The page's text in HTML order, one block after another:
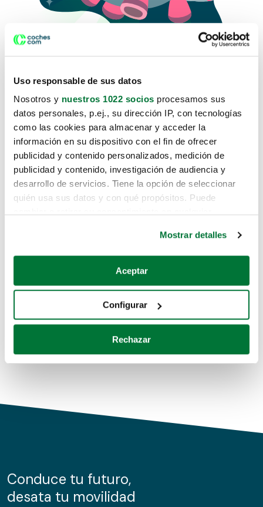
Uso responsable de sus datos
Nosotros y nuestros 1022 socios procesamos sus
datos personales, p.ej., su dirección IP, con tecnologías
como las cookies para almacenar y acceder la
información en su dispositivo con el fin de ofrecer
publicidad y contenido personalizados, medición de
publicidad y contenido, investigación de audiencia y
desarrollo de servicios. Tiene la opción de seleccionar
quién usa sus datos y con qué propósitos. Puede
Si lo permite, también quisiéramos:
Recopilar información sobre su ubicación geográfica
Identificar su dispositivo analizándolo activamente
para buscar características específicas (huellas
Obtenga más información sobre cómo se procesan sus
de cookies.
información sobre el uso que haga del sitio web con
nuestros partners de redes sociales, publicidad y análisis
Mostrar detalles
Aceptar
Configurar
Rechazar
Lo sentimos, no sabemos como
te hemos traido hasta aquí.
Pero puedes encontrar el coche que estás
buscando en alguno de estos enlaces:
Coches de segunda mano
Coches de km0
Conduce tu futuro,
desata tu movilidad